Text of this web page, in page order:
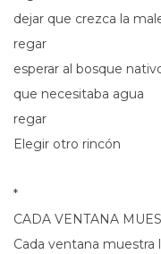
dejar que crezca la
regar
esperar al bosque
que necesitaba agua
regar
Elegir otro rincón
*
CADA VENTANA
Cada ventana muestra